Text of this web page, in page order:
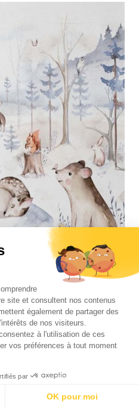
site et consultent nos contenus
également de partager des
de nos visiteurs.
à l'utilisation de ces
vos préférences à tout moment
par
OK pour moi